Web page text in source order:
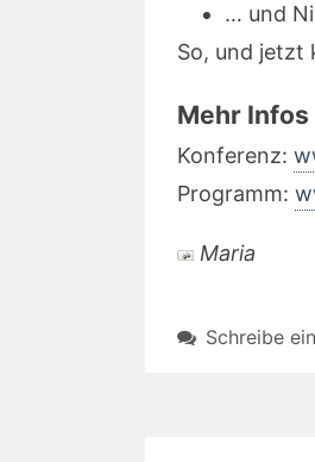
… und
So, und jetzt
Mehr Infos
Konferenz:
Programm:
Maria
Schreibe